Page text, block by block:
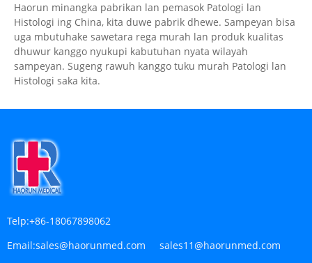
Haorun minangka pabrikan lan pemasok Patologi lan
Histologi ing China, kita duwe pabrik dhewe. Sampeyan bisa
uga mbutuhake sawetara rega murah lan produk kualitas
dhuwur kanggo nyukupi kabutuhan nyata wilayah
sampeyan. Sugeng rawuh kanggo tuku murah Patologi lan
Histologi saka kita.
Telp:+86-18067898062
Email:sales@haorunmed.com sales11@haorunmed.com